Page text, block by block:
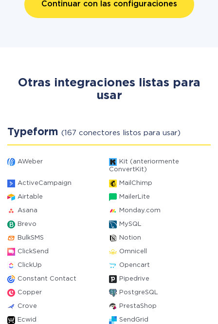
Continuar con las configuraciones
Otras integraciones listas para
usar
Typeform (167 conectores listos para usar)
AWeber
Kit (anteriormente
ConvertKit)
ActiveCampaign MailChimp
Airtable MailerLite
Asana Monday.com
Brevo MySQL
BulkSMS Notion
ClickSend Omnicell
ClickUp Opencart
Constant Contact Pipedrive
Copper PostgreSQL
Crove PrestaShop
Ecwid SendGrid